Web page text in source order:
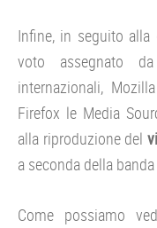
Infine, in seguito
voto assegnato
internazionali,
Firefox le Media
alla riproduzione del
a seconda della
Come possiamo